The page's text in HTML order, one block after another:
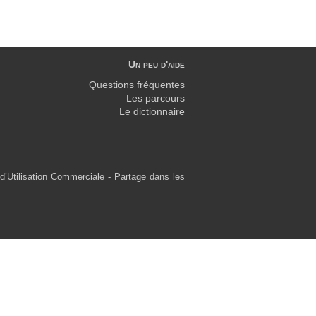
Un peu d'aide
Questions fréquentes
Les parcours
Le dictionnaire
Commerciale - Partage dans les